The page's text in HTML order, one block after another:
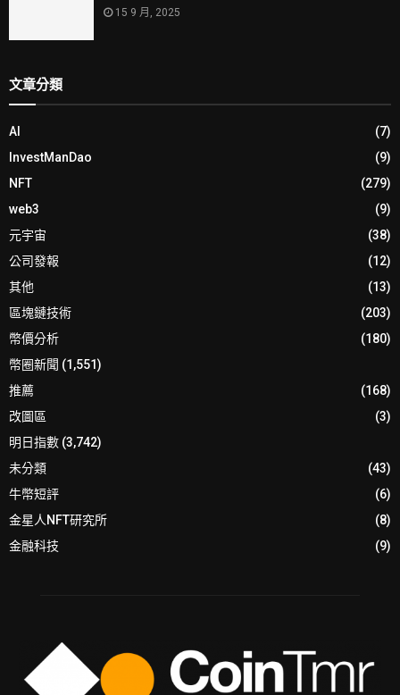
15 9 月, 2025
文章分類
AI
(7)
InvestManDao
(9)
NFT
(279)
web3
(9)
元宇宙
(38)
公司發報
(12)
其他
(13)
區塊鏈技術
(203)
幣價分析
(180)
幣圈新聞 (1,551)
推薦
(168)
改圖區
(3)
明日指數 (3,742)
未分類
(43)
牛幣短評
(6)
金星人NFT研究所
(8)
金融科技
(9)